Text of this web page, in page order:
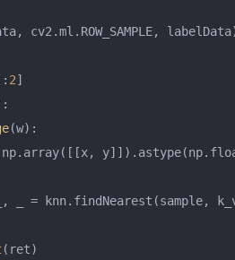
cv2.ml.ROW_SAMPLE,
2]
(w):
_ = knn.findNearest(sample,
(ret)